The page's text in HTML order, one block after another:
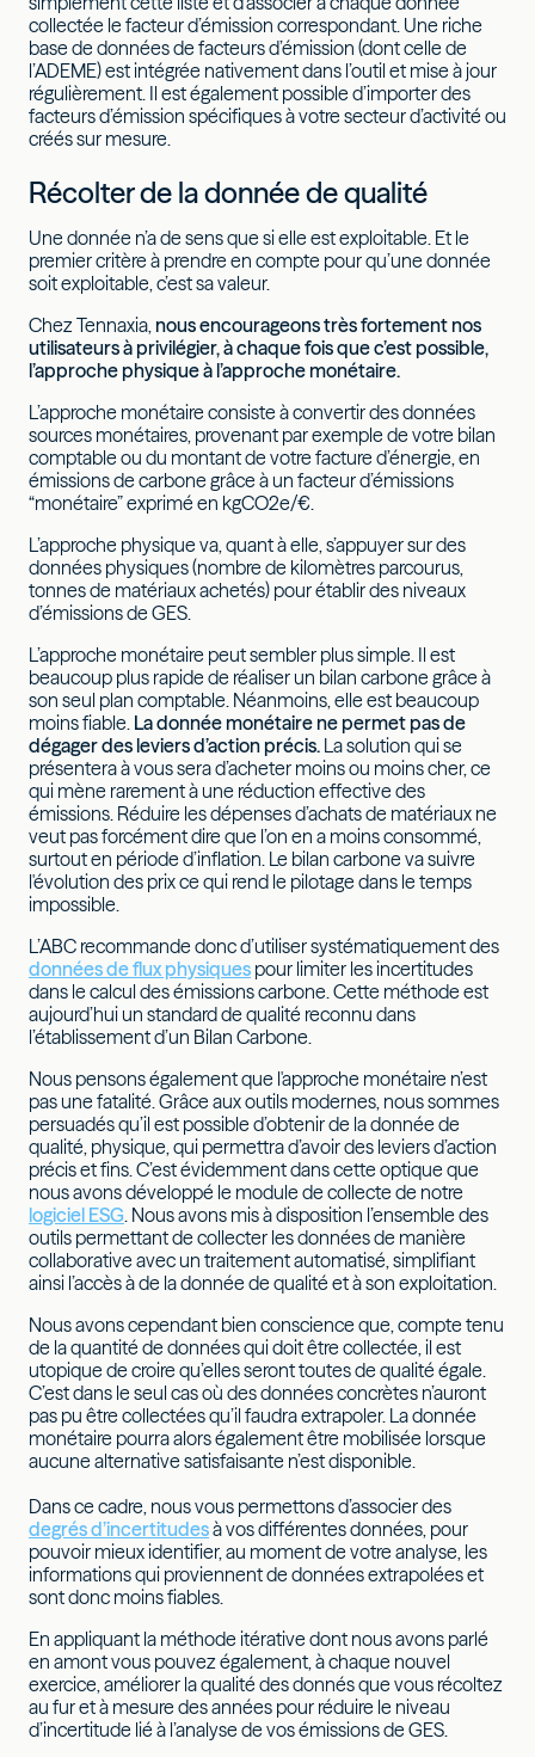
collectée le facteur d’émission correspondant. Une riche
base de données de facteurs d’émission (dont celle de
l’ADEME) est intégrée nativement dans l’outil et mise à jour
régulièrement. Il est également possible d’importer des
facteurs d’émission spécifiques à votre secteur d’activité ou
créés sur mesure.
Récolter de la donnée de qualité
Une donnée n’a de sens que si elle est exploitable. Et le
premier critère à prendre en compte pour qu’une donnée
soit exploitable, c’est sa valeur.
Chez Tennaxia, nous encourageons très fortement nos
utilisateurs à privilégier, à chaque fois que c’est possible,
l’approche physique à l’approche monétaire.
L’approche monétaire consiste à convertir des données
sources monétaires, provenant par exemple de votre bilan
comptable ou du montant de votre facture d’énergie, en
émissions de carbone grâce à un facteur d’émissions
“monétaire” exprimé en kgCO2e/€.
L’approche physique va, quant à elle, s’appuyer sur des
données physiques (nombre de kilomètres parcourus,
tonnes de matériaux achetés) pour établir des niveaux
d’émissions de GES.
L’approche monétaire peut sembler plus simple. Il est
beaucoup plus rapide de réaliser un bilan carbone grâce à
son seul plan comptable. Néanmoins, elle est beaucoup
moins fiable. La donnée monétaire ne permet pas de
dégager des leviers d’action précis. La solution qui se
présentera à vous sera d’acheter moins ou moins cher, ce
qui mène rarement à une réduction effective des
émissions. Réduire les dépenses d’achats de matériaux ne
veut pas forcément dire que l’on en a moins consommé,
surtout en période d’inflation. Le bilan carbone va suivre
l'évolution des prix ce qui rend le pilotage dans le temps
impossible.
L’ABC recommande donc d’utiliser systématiquement des
données de flux physiques pour limiter les incertitudes
dans le calcul des émissions carbone. Cette méthode est
aujourd’hui un standard de qualité reconnu dans
l’établissement d’un Bilan Carbone.
Nous pensons également que l'approche monétaire n’est
pas une fatalité. Grâce aux outils modernes, nous sommes
persuadés qu’il est possible d’obtenir de la donnée de
qualité, physique, qui permettra d’avoir des leviers d’action
précis et fins. C’est évidemment dans cette optique que
nous avons développé le module de collecte de notre
logiciel ESG . Nous avons mis à disposition l’ensemble des
outils permettant de collecter les données de manière
collaborative avec un traitement automatisé, simplifiant
ainsi l’accès à de la donnée de qualité et à son exploitation.
Nous avons cependant bien conscience que, compte tenu
de la quantité de données qui doit être collectée, il est
utopique de croire qu’elles seront toutes de qualité égale.
C’est dans le seul cas où des données concrètes n’auront
pas pu être collectées qu’il faudra extrapoler. La donnée
monétaire pourra alors également être mobilisée lorsque
aucune alternative satisfaisante n’est disponible.
Dans ce cadre, nous vous permettons d’associer des
degrés d’incertitudesà vos différentes données, pour
pouvoir mieux identifier, au moment de votre analyse, les
informations qui proviennent de données extrapolées et
sont donc moins fiables.
En appliquant la méthode itérative dont nous avons parlé
en amont vous pouvez également, à chaque nouvel
exercice, améliorer la qualité des donnés que vous récoltez
au fur et à mesure des années pour réduire le niveau
d’incertitude lié à l’analyse de vos émissions de GES.